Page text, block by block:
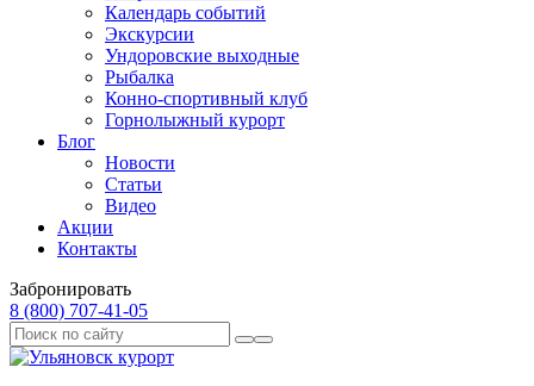
Календарь событий
Экскурсии
Ундоровские выходные
Рыбалка
Конно-спортивный клуб
Горнолыжный курорт
Блог
Новости
Статьи
Видео
Акции
Контакты
Забронировать
8 (800) 707‑41‑05